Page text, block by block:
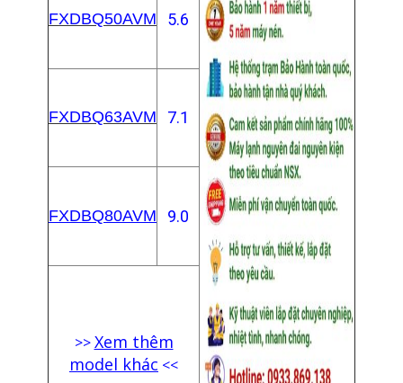
FXDBQ50AVM 5.6
FXDBQ63AVM 7.1
FXDBQ80AVM 9.0
>> Xem thêm
model khác <<